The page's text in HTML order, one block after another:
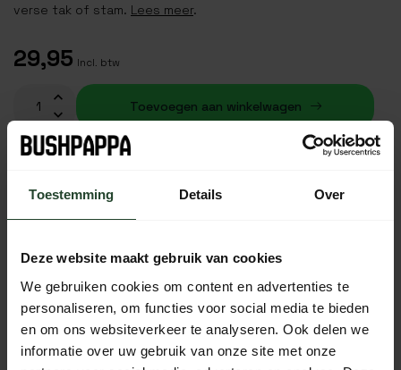
Toestemming Details Over
Deze website maakt gebruik van cookies
We gebruiken cookies om content en advertenties te
personaliseren, om functies voor social media te bieden
en om ons websiteverkeer te analyseren. Ook delen we
informatie over uw gebruik van onze site met onze
verse tak of stam. Lees meer.
29,95 Incl. btw
Toevoegen aan winkelwagen
Op voorraad (20)
14 dagen bedenktijd met no-nonsens retourbeleid
Ma t/m Vr voor 17:00 besteld, dezelfde dag verzonden
Iedere dag bereikbaar van 10:00 tot 20:00 via de chat,
telefoon of email